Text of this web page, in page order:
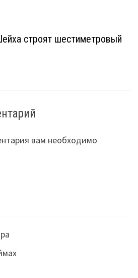
строят шестиметровый
вам необходимо